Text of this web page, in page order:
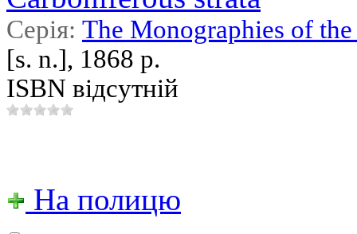
Серія: The Monographies of
[s. n.], 1868 р.
ISBN відсутній
На полицю